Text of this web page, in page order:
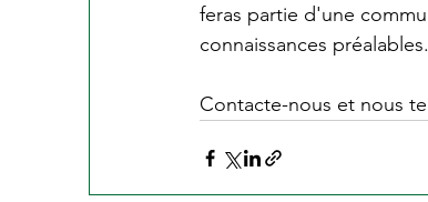
feras partie d'une
connaissances préalables.
Contacte-nous et nous